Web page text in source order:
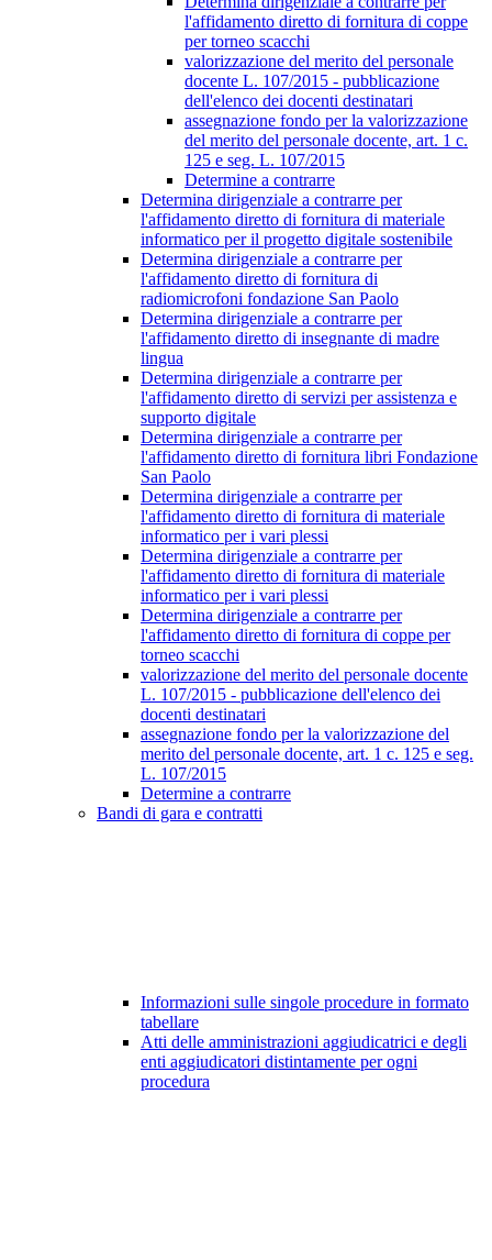
l'affidamento diretto di fornitura di coppe
per torneo scacchi
valorizzazione del merito del personale
docente L. 107/2015 - pubblicazione
dell'elenco dei docenti destinatari
assegnazione fondo per la valorizzazione
del merito del personale docente, art. 1 c.
125 e seg. L. 107/2015
Determine a contrarre
Determina dirigenziale a contrarre per
l'affidamento diretto di fornitura di materiale
informatico per il progetto digitale sostenibile
Determina dirigenziale a contrarre per
l'affidamento diretto di fornitura di
radiomicrofoni fondazione San Paolo
Determina dirigenziale a contrarre per
l'affidamento diretto di insegnante di madre
lingua
Determina dirigenziale a contrarre per
l'affidamento diretto di servizi per assistenza e
supporto digitale
Determina dirigenziale a contrarre per
l'affidamento diretto di fornitura libri Fondazione
San Paolo
Determina dirigenziale a contrarre per
l'affidamento diretto di fornitura di materiale
informatico per i vari plessi
Determina dirigenziale a contrarre per
l'affidamento diretto di fornitura di materiale
informatico per i vari plessi
Determina dirigenziale a contrarre per
l'affidamento diretto di fornitura di coppe per
torneo scacchi
valorizzazione del merito del personale docente
L. 107/2015 - pubblicazione dell'elenco dei
docenti destinatari
assegnazione fondo per la valorizzazione del
merito del personale docente, art. 1 c. 125 e seg.
L. 107/2015
Determine a contrarre
Bandi di gara e contratti
Informazioni sulle singole procedure in formato
tabellare
Atti delle amministrazioni aggiudicatrici e degli
enti aggiudicatori distintamente per ogni
procedura